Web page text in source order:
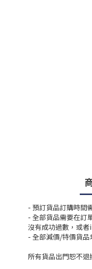
- 預訂貨品訂購時間
- 全部貨品需要在訂
沒有成功過數，或
- 全部減價/特價貨品
所有貨品出門恕不退